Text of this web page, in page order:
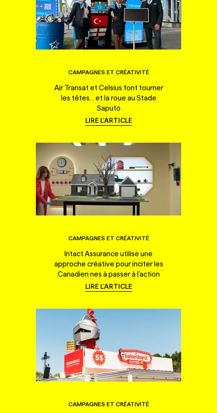
CAMPAGNES ET CRÉATIVITÉ
Air Transat et Celsius font tourner
les têtes... et la roue au Stade
Saputo
LIRE L'ARTICLE
CAMPAGNES ET CRÉATIVITÉ
Intact Assurance utilise une
approche créative pour inciter les
Canadien·nes à passer à l'action
LIRE L'ARTICLE
CAMPAGNES ET CRÉATIVITÉ